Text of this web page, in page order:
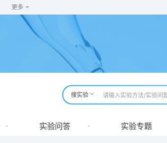
更多
搜实验
实验问答 实验专题